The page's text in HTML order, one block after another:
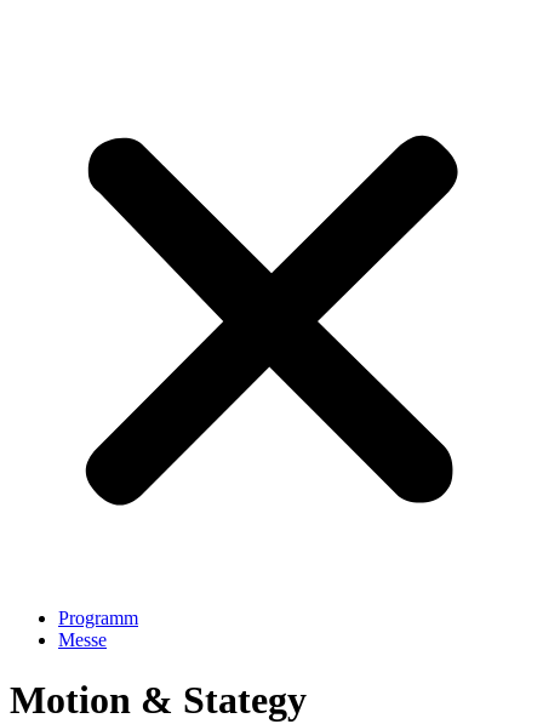
Programm
Messe
Motion & Stategy